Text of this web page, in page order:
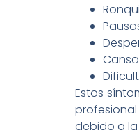
Estos
debido a